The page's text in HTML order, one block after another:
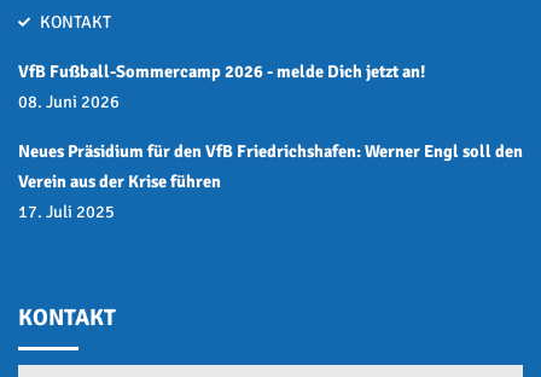
KONTAKT
VfB Fußball-Sommercamp 2026 - melde Dich jetzt an!
08. Juni 2026
Neues Präsidium für den VfB Friedrichshafen: Werner Engl soll den
Verein aus der Krise führen
17. Juli 2025
KONTAKT